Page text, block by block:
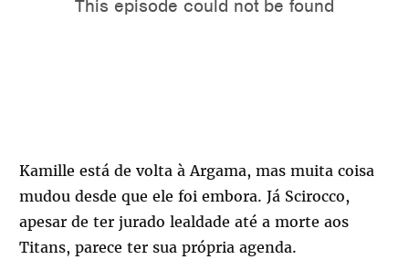
Kamille está de volta à Argama, mas muita coisa
mudou desde que ele foi embora. Já Scirocco,
apesar de ter jurado lealdade até a morte aos
Titans, parece ter sua própria agenda.